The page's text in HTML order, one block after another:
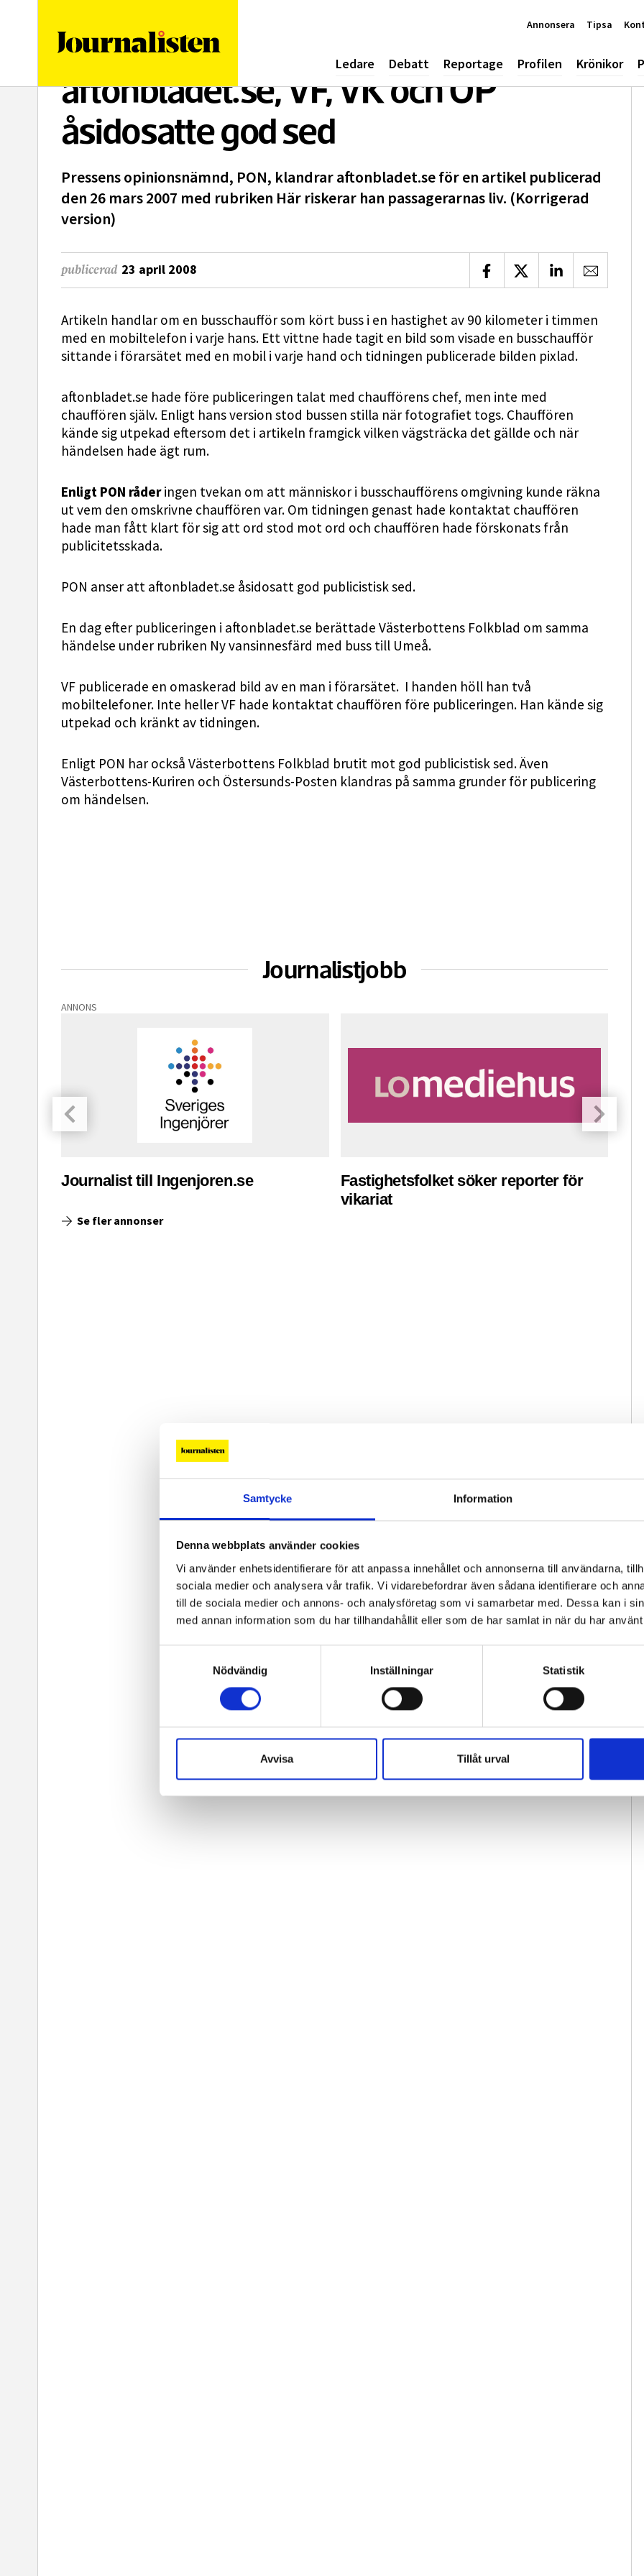
Samtycke Information
Denna webbplats använder cookies
Vi använder enhetsidentifierare för att anpassa innehållet och annonserna till användarna,
sociala medier och analysera vår trafik. Vi vidarebefordrar även sådana identifierare och
till de sociala medier och annons- och analysföretag som vi samarbetar med. Dessa kan i
med annan information som du har tillhandahållit eller som de har samlat in när du har
Nödvändig
Inställningar Statistik
Avvisa Tillåt urval
Ledare Debatt Reportage Profilen Krönikor
Annonsera Tipsa
aftonbladet.se, VF, VK och ÖP
åsidosatte god sed
Pressens opinionsnämnd, PON, klandrar aftonbladet.se för en artikel publicerad
den 26 mars 2007 med rubriken Här riskerar han passagerarnas liv. (Korrigerad
version)
publicerad 23 april 2008 Dela på Facebook
Dela på XDela på LinkedIn
Dela via
Artikeln handlar om en busschaufför som kört buss i en hastighet av 90 kilometer i timmen
med en mobiltelefon i varje hans. Ett vittne hade tagit en bild som visade en busschaufför
sittande i förarsätet med en mobil i varje hand och tidningen publicerade bilden pixlad.
aftonbladet.se hade före publiceringen talat med chaufförens chef, men inte med
chauffören själv. Enligt hans version stod bussen stilla när fotografiet togs. Chauffören
kände sig utpekad eftersom det i artikeln framgick vilken vägsträcka det gällde och när
händelsen hade ägt rum.
Enligt PON råderingen tvekan om att människor i busschaufförens omgivning kunde räkna
ut vem den omskrivne chauffören var. Om tidningen genast hade kontaktat chauffören
hade man fått klart för sig att ord stod mot ord och chauffören hade förskonats från
publicitetsskada.
PON anser att aftonbladet.se åsidosatt god publicistisk sed.
En dag efter publiceringen i aftonbladet.se berättade Västerbottens Folkblad om samma
händelse under rubriken Ny vansinnesfärd med buss till Umeå.
VF publicerade en omaskerad bild av en man i förarsätet. I handen höll han två
mobiltelefoner. Inte heller VF hade kontaktat chauffören före publiceringen. Han kände sig
utpekad och kränkt av tidningen.
Enligt PON har också Västerbottens Folkblad brutit mot god publicistisk sed. Även
Västerbottens-Kuriren och Östersunds-Posten klandras på samma grunder för publicering
om händelsen.
Journalistjobb
ANNONS
Journalist till Ingenjoren.se
Fastighetsfolket söker reporter för
vikariat
Se fler annonser